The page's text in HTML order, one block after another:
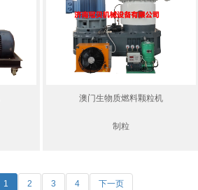
澳门生物质燃料颗粒机
制粒
1 2 3 4 下一页